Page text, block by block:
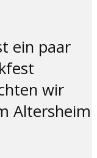
ein paar
wir
Altersheim